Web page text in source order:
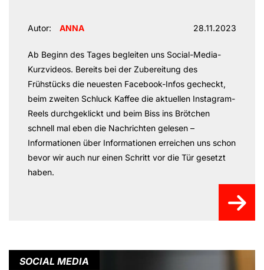
Autor: ANNA 28.11.2023
Ab Beginn des Tages begleiten uns Social-Media-
Kurzvideos. Bereits bei der Zubereitung des
Frühstücks die neuesten Facebook-Infos gecheckt,
beim zweiten Schluck Kaffee die aktuellen Instagram-
Reels durchgeklickt und beim Biss ins Brötchen
schnell mal eben die Nachrichten gelesen –
Informationen über Informationen erreichen uns schon
bevor wir auch nur einen Schritt vor die Tür gesetzt
haben.
SOCIAL MEDIA